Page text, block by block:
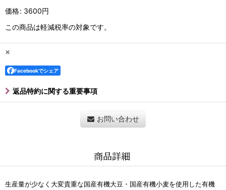
価格: 3600円
この商品は軽減税率の対象です。
×
Facebookでシェア
返品特約に関する重要事項
お問い合わせ
商品詳細
生産量が少なく大変貴重な国産有機大豆・国産有機小麦を使用した有機